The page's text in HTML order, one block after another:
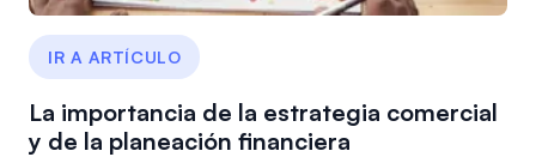
IR A ARTÍCULO
La importancia de la estrategia comercial
y de la planeación financiera